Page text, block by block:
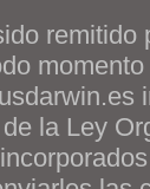
la Ley